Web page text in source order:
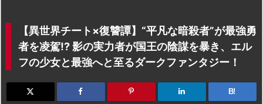
【異世界チート×復讐譚】“平凡な暗殺者”が最強勇
者を凌駕!? 影の実力者が国王の陰謀を暴き、エル
フの少女と最強へと至るダークファンタジー！
B!